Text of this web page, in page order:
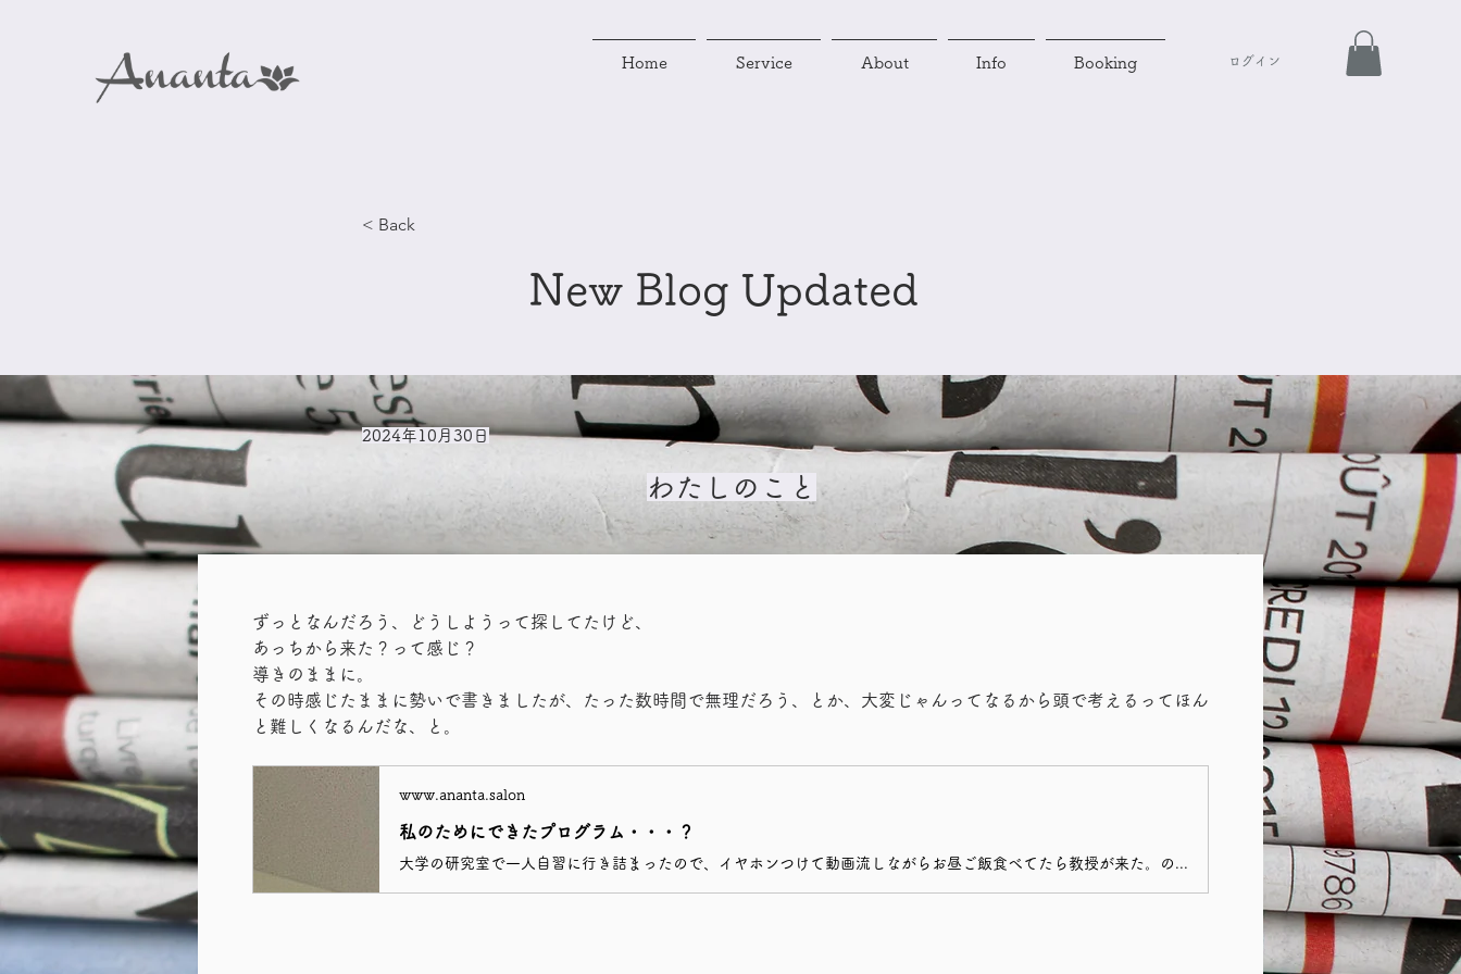
Home Service About Info Booking ログイン
< Back
New Blog Updated
2024年10月30日
わたしのこと
ずっとなんだろう、どうしようって探してたけど、
あっちから来た？って感じ？
導きのままに。
その時感じたままに勢いで書きましたが、たった数時間で無理だろう、とか、大変じゃんってなるから頭で考えるってほん
と難しくなるんだな、と。
www.ananta.salon
私のためにできたプログラム・・・？
大学の研究室で一人自習に行き詰まったので、イヤホンつけて動画流しながらお昼ご飯食べてたら教授が来た。のにも気が付かず、いつの間にか隣に立っていた。（え、動画流してんの見られてるやん。とっさすぎて画面消されへんかったやん。はずいやん、Tverでバラエティ流してるとかさ・・・。。。(バラエティは真剣に内容を見聞きしなくていいのでとりあえず的に流してることが多い)）「これ知ってますか？」と、教授が持ってきたのはコレ。勉強はできないわけじゃない。（義務教育は体育以外ほぼオール５。むしろ体育はどう足掻いたって３しか取れなかったのにそれでヨガの先生になるんだから人生不思議。）かと言って、根っからの学問・理論・計算タイプではない。でも実践ばかりで裏付けがないのもなんだかなと思う。お勉強や知ることはとっても好きだけど、学問（ペーパー上）だけだと退屈で、実践的な方が楽しく感じる。背景をしっかり（ちゃんとした本物を）把握しながら、それを実社会に活かしたい。ヨガ哲学がまさにそれ。それで大学院通いを始めた。科目履修生2年目になるが、このペースとレベルで正規の大学院生目指すのは現実的に厳しいなぁ。院試、受ければ